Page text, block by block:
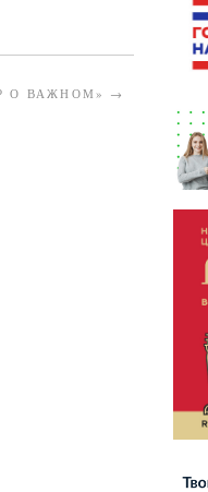
О ВАЖНОМ» →